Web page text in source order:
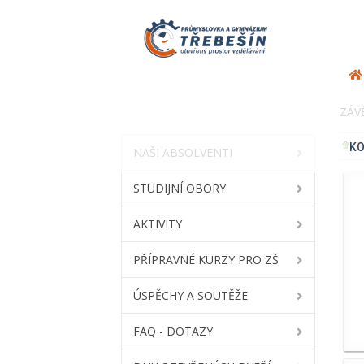
NAŠI ABSOLVENTI
STUDIJNÍ OBORY
AKTIVITY
PŘÍPRAVNÉ KURZY PRO ZŠ
ÚSPĚCHY A SOUTĚŽE
FAQ - DOTAZY